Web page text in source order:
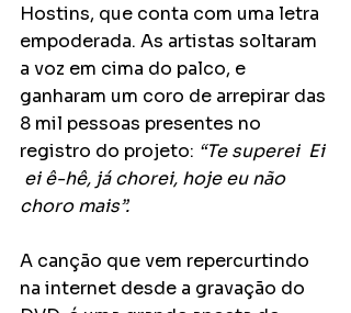
Hostins, que conta com uma letra
empoderada. As artistas soltaram
a voz em cima do palco, e
ganharam um coro de arrepirar das
8 mil pessoas presentes no
registro do projeto: “Te superei  Ei
ei ê-hê, já chorei, hoje eu não
choro mais”.
A canção que vem repercurtindo
na internet desde a gravação do